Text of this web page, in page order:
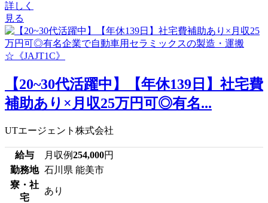
詳しく
見る
【20~30代活躍中】【年休139日】社宅費
補助あり×月収25万円可◎有名...
UTエージェント株式会社
給与 月収例254,000円
勤務地 石川県 能美市
寮・社
宅
あり